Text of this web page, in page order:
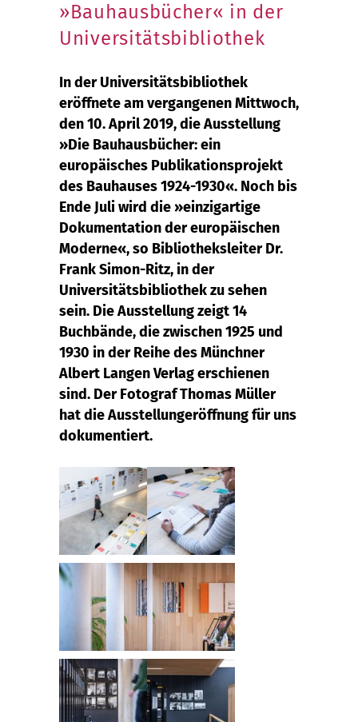
»Bauhausbücher« in der
Universitätsbibliothek
In der Universitätsbibliothek
eröffnete am vergangenen Mittwoch,
den 10. April 2019, die Ausstellung
»Die Bauhausbücher: ein
europäisches Publikationsprojekt
des Bauhauses 1924-1930«. Noch bis
Ende Juli wird die »einzigartige
Dokumentation der europäischen
Moderne«, so Bibliotheksleiter Dr.
Frank Simon-Ritz, in der
Universitätsbibliothek zu sehen
sein. Die Ausstellung zeigt 14
Buchbände, die zwischen 1925 und
1930 in der Reihe des Münchner
Albert Langen Verlag erschienen
sind. Der Fotograf Thomas Müller
hat die Ausstellungeröffnung für uns
dokumentiert.